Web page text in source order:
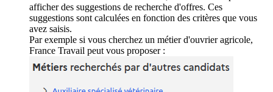
afficher des suggestions de recherche d'offres. Ces
suggestions sont calculées en fonction des critères que vous
avez saisis.
Par exemple si vous cherchez un métier d'ouvrier agricole,
France Travail peut vous proposer :